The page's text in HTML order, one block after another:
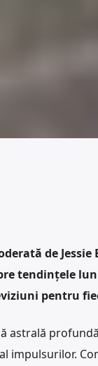
de
tendințele
pentru
astrală
impulsurilor.